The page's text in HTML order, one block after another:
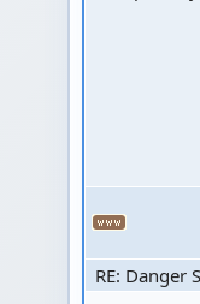
RE: Danger